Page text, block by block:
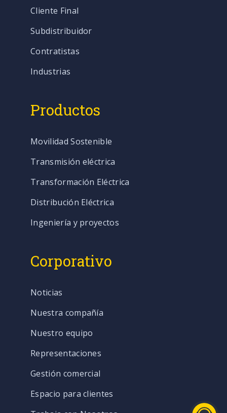
Cliente Final
Subdistribuidor
Contratistas
Industrias
Productos
Movilidad Sostenible
Transmisión eléctrica
Transformación Eléctrica
Distribución Eléctrica
Ingeniería y proyectos
Corporativo
Noticias
Nuestra compañía
Nuestro equipo
Representaciones
Gestión comercial
Espacio para clientes